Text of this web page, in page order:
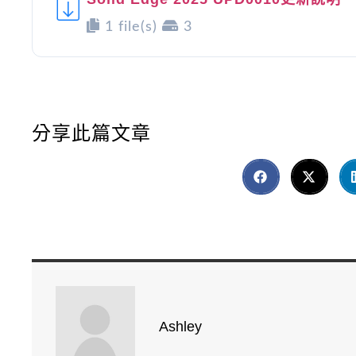
1 file(s) 3
分享此篇文章
Ashley